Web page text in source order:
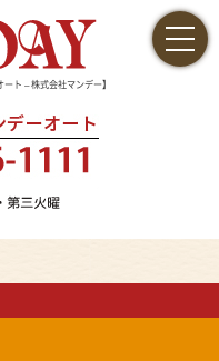
ト – 株式会社マンデー】